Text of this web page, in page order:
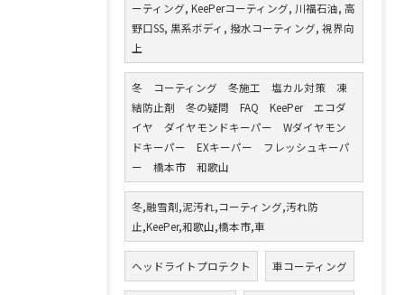
ーティング, KeePerコーティング, 川福石油, 高
野口SS, 黒系ボディ, 撥水コーティング, 視界向
上
冬 コーティング 冬施工 塩カル対策 凍
結防止剤 冬の疑問 FAQ KeePer エコダ
イヤ ダイヤモンドキーパー Wダイヤモン
ドキーパー EXキーパー フレッシュキーパ
ー 橋本市 和歌山
冬,融雪剤,泥汚れ,コーティング,汚れ防
止,KeePer,和歌山,橋本市,車
ヘッドライトプロテクト 車コーティング